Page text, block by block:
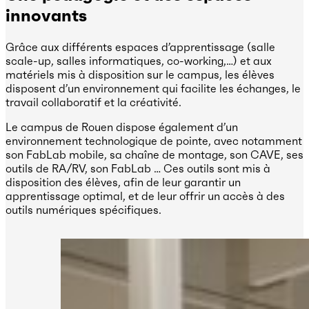
innovants
Grâce aux différents espaces d’apprentissage (salle
scale-up, salles informatiques, co-working,…) et aux
matériels mis à disposition sur le campus, les élèves
disposent d’un environnement qui facilite les échanges, le
travail collaboratif et la créativité.
Le campus de Rouen dispose également d’un
environnement technologique de pointe, avec notamment
son FabLab mobile, sa chaîne de montage, son CAVE, ses
outils de RA/RV, son FabLab … Ces outils sont mis à
disposition des élèves, afin de leur garantir un
apprentissage optimal, et de leur offrir un accès à des
outils numériques spécifiques.